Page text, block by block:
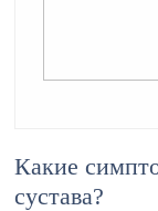
Какие
сустава?